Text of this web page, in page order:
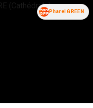
Pharel GREEN